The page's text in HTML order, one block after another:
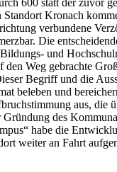
Standort Kronach
verbundene
Die
und
den Weg gebrachte
Begriff und die
beleben und
aus, die
des
habe die
weiter an Fahrt